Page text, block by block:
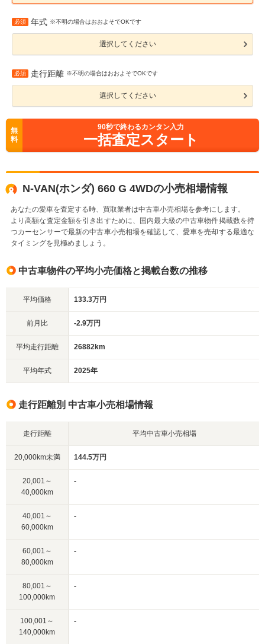
必須 年式 ※不明の場合はおおよそでOKです
選択してください
必須 走行距離 ※不明の場合はおおよそでOKです
選択してください
無
料
90秒で終わるカンタン入力
一括査定スタート
N-VAN(ホンダ) 660 G 4WDの小売相場情報
あなたの愛車を査定する時、買取業者は中古車小売相場を参考にします。
より高額な査定金額を引き出すために、国内最大級の中古車物件掲載数を持
つカーセンサーで最新の中古車小売相場を確認して、愛車を売却する最適な
タイミングを見極めましょう。
中古車物件の平均小売価格と掲載台数の推移
平均価格 133.3万円
前月比 -2.9万円
平均走行距離 26882km
平均年式 2025年
走行距離別 中古車小売相場情報
走行距離 平均中古車小売相場
20,000km未満 144.5万円
20,001～
40,000km
-
40,001～
60,000km
-
60,001～
80,000km
-
80,001～
100,000km
-
100,001～
140,000km
-